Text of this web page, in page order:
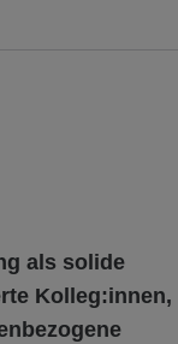
als solide
Kolleg:innen,